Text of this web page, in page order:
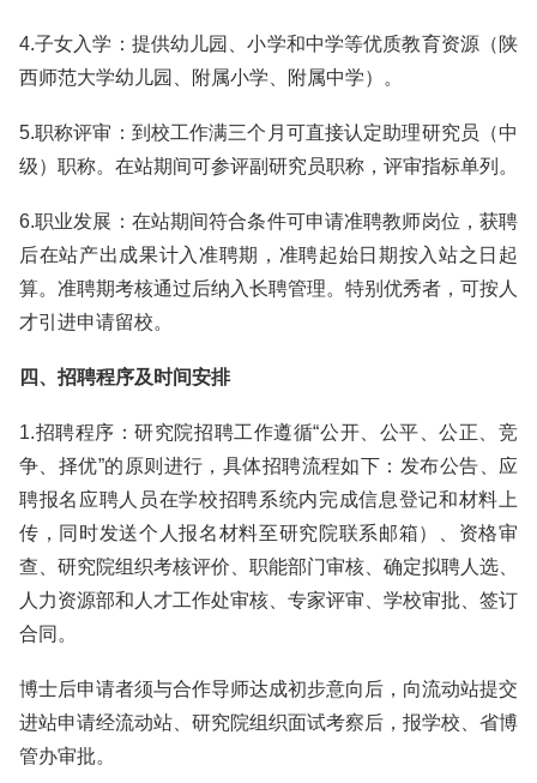
4.子女入学：提供幼儿园、小学和中学等优质教育资源（陕
西师范大学幼儿园、附属小学、附属中学）。
5.职称评审：到校工作满三个月可直接认定助理研究员（中
级）职称。在站期间可参评副研究员职称，评审指标单列。
6.职业发展：在站期间符合条件可申请准聘教师岗位，获聘
后在站产出成果计入准聘期，准聘起始日期按入站之日起
算。准聘期考核通过后纳入长聘管理。特别优秀者，可按人
才引进申请留校。
四、招聘程序及时间安排
1.招聘程序：研究院招聘工作遵循“公开、公平、公正、竞
争、择优”的原则进行，具体招聘流程如下：发布公告、应
聘报名应聘人员在学校招聘系统内完成信息登记和材料上
传，同时发送个人报名材料至研究院联系邮箱）、资格审
查、研究院组织考核评价、职能部门审核、确定拟聘人选、
人力资源部和人才工作处审核、专家评审、学校审批、签订
合同。
博士后申请者须与合作导师达成初步意向后，向流动站提交
进站申请经流动站、研究院组织面试考察后，报学校、省博
管办审批。